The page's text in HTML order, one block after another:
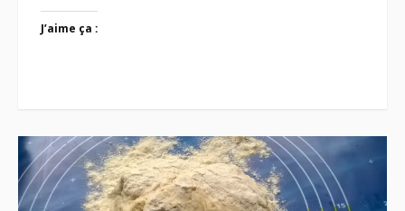
J’aime ça :